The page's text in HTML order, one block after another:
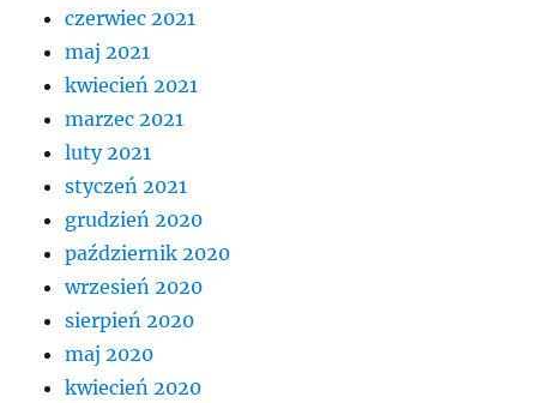
czerwiec 2021
maj 2021
kwiecień 2021
marzec 2021
luty 2021
styczeń 2021
grudzień 2020
październik 2020
wrzesień 2020
sierpień 2020
maj 2020
kwiecień 2020